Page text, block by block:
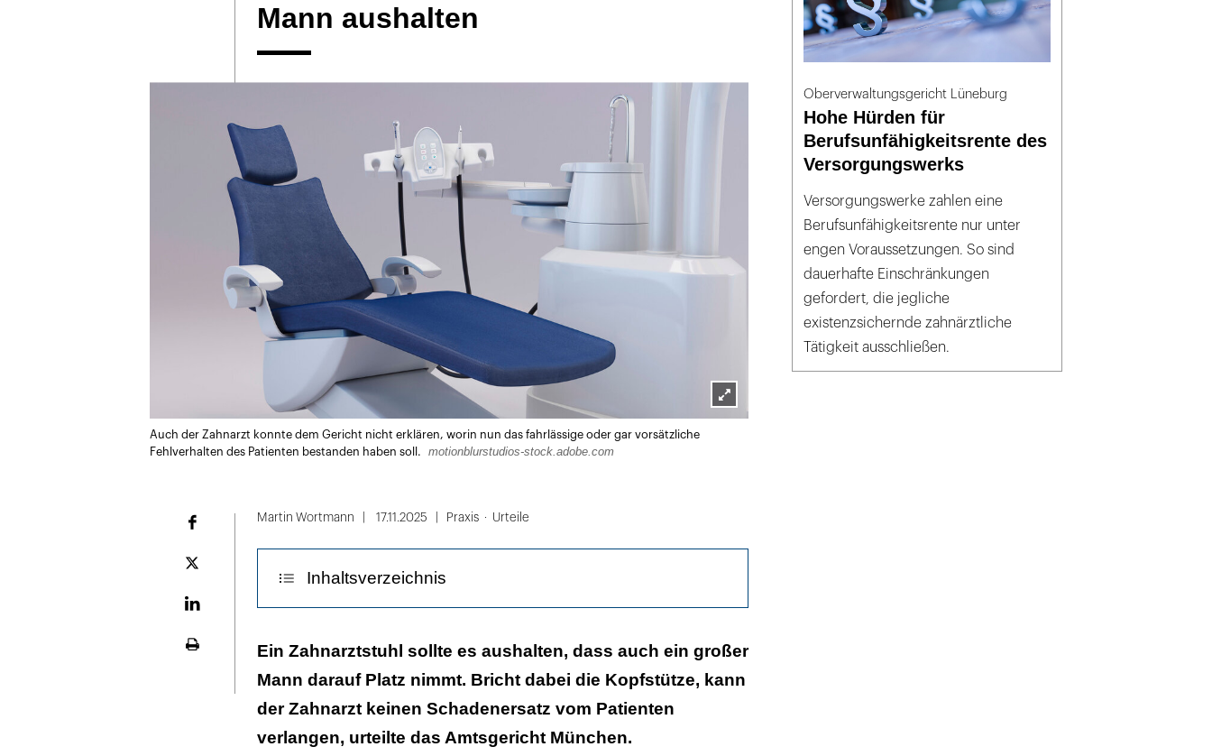
Mann aushalten
Lightbox
Auch der Zahnarzt konnte dem Gericht nicht erklären, worin nun das fahrlässige oder gar vorsätzliche
Fehlverhalten des Patienten bestanden haben soll.
motionblurstudios-stock.adobe.com
Plattform
Martin Wortmann 17.11.2025 Praxis Urteile
Inhaltsverzeichnis
Der Mann wollte es sich einfach nur bequem machen
Ein Zahnarztstuhl sollte es aushalten, dass auch ein großer
Mann darauf Platz nimmt. Bricht dabei die Kopfstütze, kann
der Zahnarzt keinen Schadenersatz vom Patienten
verlangen, urteilte das Amtsgericht München.
Oberverwaltungsgericht Lüneburg
Hohe Hürden für
Berufsunfähigkeitsrente des
Versorgungswerks
Versorgungswerke zahlen eine
Berufsunfähigkeitsrente nur unter
engen Voraussetzungen. So sind
dauerhafte Einschränkungen
gefordert, die jegliche
existenzsichernde zahnärztliche
Tätigkeit ausschließen.